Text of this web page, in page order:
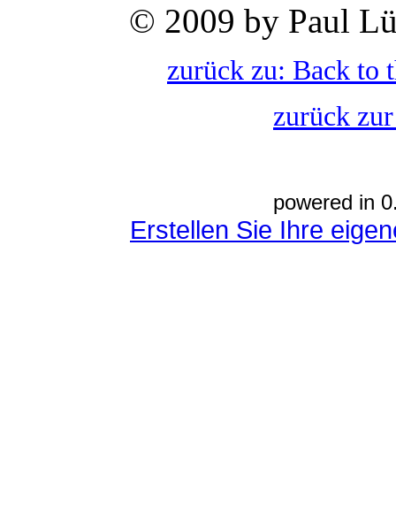
© 2009 by Paul
zurück zu: Back to
zurück
powered in
Erstellen Sie Ihre